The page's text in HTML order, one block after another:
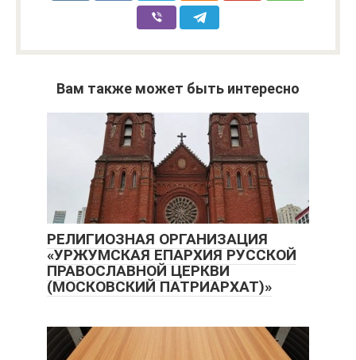
Вам также может быть интересно
РЕЛИГИОЗНАЯ ОРГАНИЗАЦИЯ
«УРЖУМСКАЯ ЕПАРХИЯ РУССКОЙ
ПРАВОСЛАВНОЙ ЦЕРКВИ
(МОСКОВСКИЙ ПАТРИАРХАТ)»